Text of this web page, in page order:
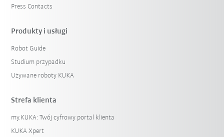
Press Contacts
Produkty i usługi
Robot Guide
Studium przypadku
Używane roboty KUKA
Strefa klienta
my.KUKA: Twój cyfrowy portal klienta
KUKA Xpert